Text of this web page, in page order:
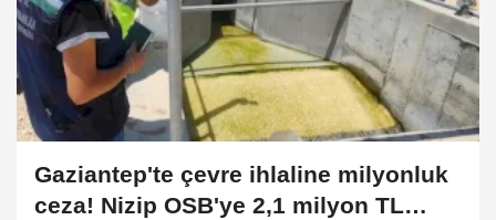
Gaziantep'te çevre ihlaline milyonluk
ceza! Nizip OSB'ye 2,1 milyon TL